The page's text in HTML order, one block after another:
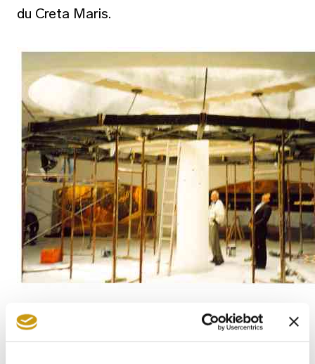
du Creta Maris.
Willkommen im Creta Maris